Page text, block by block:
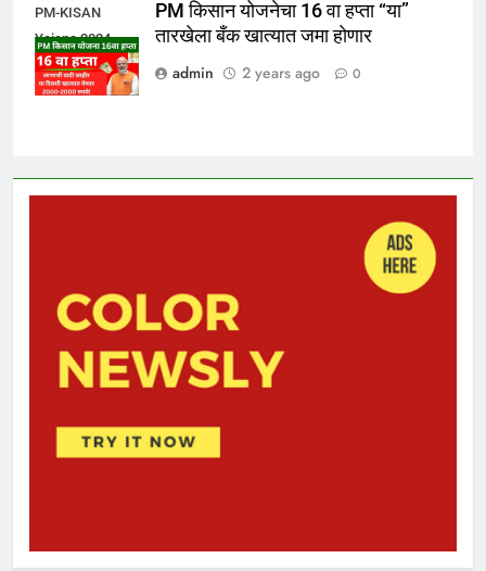
PM-KISAN
Yojana 2024
PM किसान योजनेचा 16 वा हप्ता “या”
तारखेला बँक खात्यात जमा होणार
admin
2 years ago 0